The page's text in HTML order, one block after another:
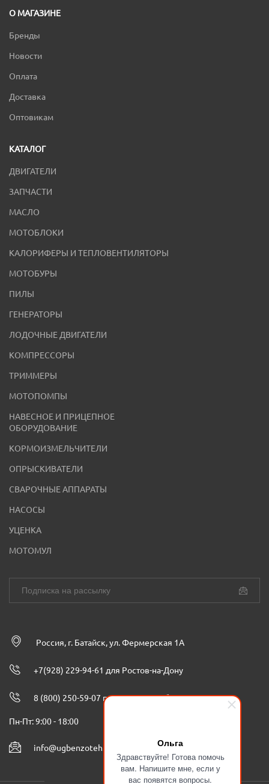
Ольга
Здравствуйте! Готова помочь
вам. Напишите мне, если у
вас появятся вопросы.
О МАГАЗИНЕ
Бренды
Новости
Оплата
Доставка
Оптовикам
КАТАЛОГ
ДВИГАТЕЛИ
ЗАПЧАСТИ
МАСЛО
МОТОБЛОКИ
КАЛОРИФЕРЫ И ТЕПЛОВЕНТИЛЯТОРЫ
МОТОБУРЫ
ПИЛЫ
ГЕНЕРАТОРЫ
ЛОДОЧНЫЕ ДВИГАТЕЛИ
КОМПРЕССОРЫ
ТРИММЕРЫ
МОТОПОМПЫ
НАВЕСНОЕ И ПРИЦЕПНОЕ
ОБОРУДОВАНИЕ
КОРМОИЗМЕЛЬЧИТЕЛИ
ОПРЫСКИВАТЕЛИ
СВАРОЧНЫЕ АППАРАТЫ
НАСОСЫ
УЦЕНКА
МОТОМУЛ
Россия, г. Батайск, ул. Фермерская 1А
+7(928) 229-94-61 для Ростов-на-Дону
8 (800) 250-59-07 по всей России бесплатно
Пн-Пт: 9:00 - 18:00
info@ugbenzoteh.ru